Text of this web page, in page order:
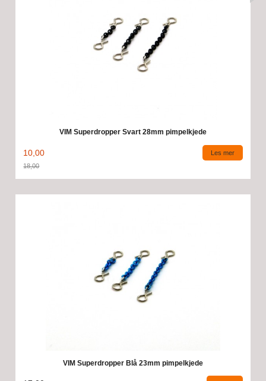
VIM Superdropper Svart 28mm pimpelkjede
10,00
18,00
Les mer
VIM Superdropper Blå 23mm pimpelkjede